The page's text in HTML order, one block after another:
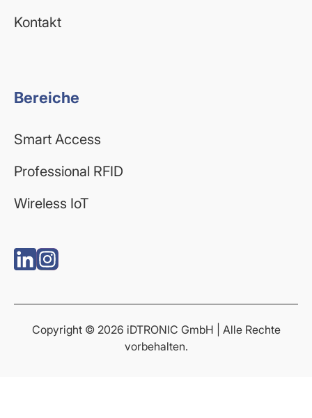
Kontakt
Bereiche
Smart Access
Professional RFID
Wireless IoT
Copyright © 2026 iDTRONIC GmbH | Alle Rechte
vorbehalten.